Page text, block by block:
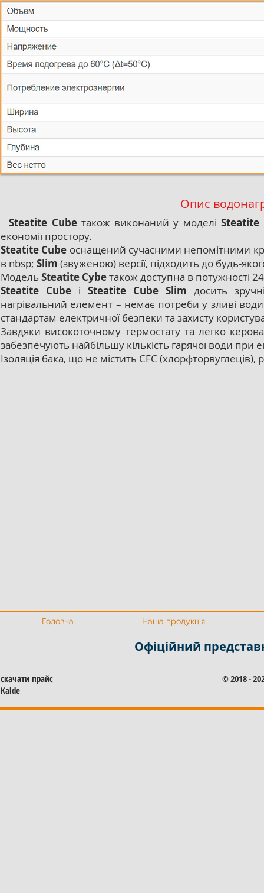
Опис
Steatite Cubeтакож виконаний у моделі
економії простору.
Steatite Cube оснащений сучасними непомітними
в nbsp; Slim (звуженою) версії, підходить до будь-
Модель Steatite Суbeтакож доступна в потужності
Steatite Cube і Steatite Cube Slim досить
нагрівальний елемент – немає потреби у зливі
стандартам електричної безпеки та захисту
Завдяки високоточному термостату та легко
забезпечують найбільшу кількість гарячої води при
Ізоляція бака, що не містить CFC (хлорфторвуглеців),
Офіційний представник Калде Офіційний
Головна Наша продукція
Офіційний
скачати прайс
Kalde
© 2018 -